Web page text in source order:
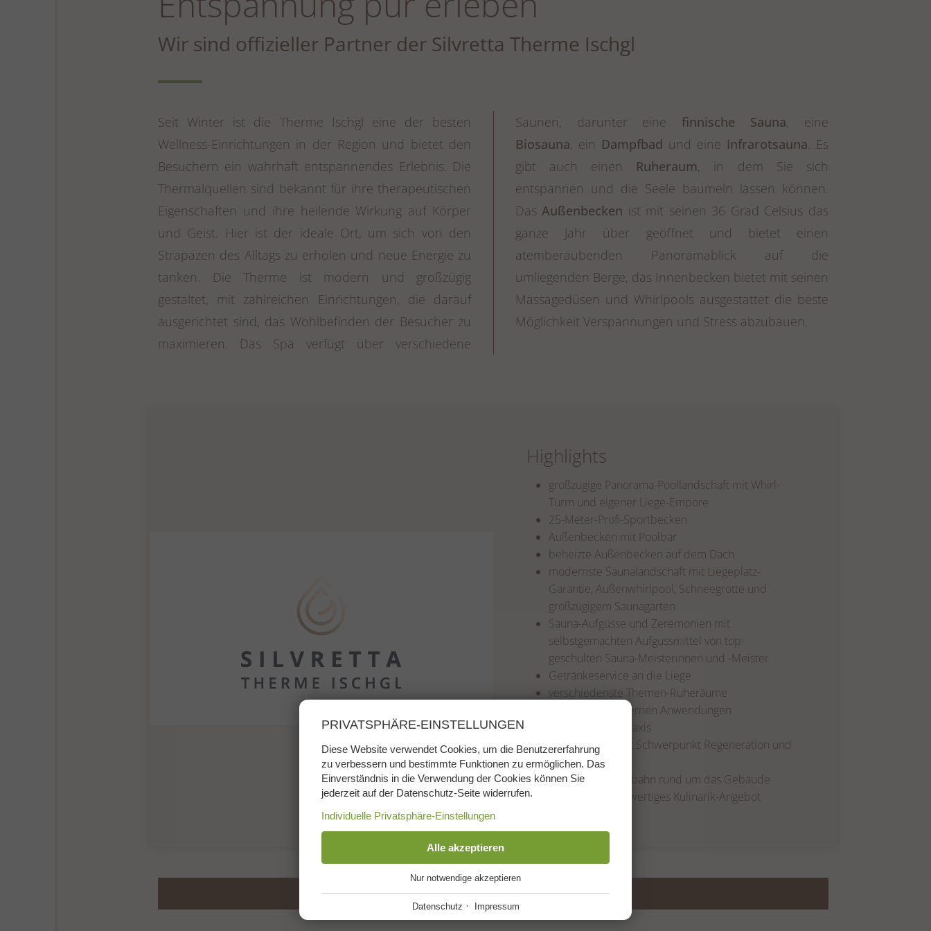
PRIVATSPHÄRE-EINSTELLUNGEN
Diese Website verwendet Cookies, um die Benutzererfahrung
zu verbessern und bestimmte Funktionen zu ermöglichen. Das
Einverständnis in die Verwendung der Cookies können Sie
jederzeit auf der Datenschutz-Seite widerrufen.
Individuelle Privatsphäre-Einstellungen
ESSENZIELL
Diese Cookies werden für einen reibungslosen
Betrieb unserer Website benötigt.
Website Cookie Consent +
FUNKTIONALE ANBIETER
Alle akzeptieren
Nur notwendige akzeptieren
Datenschutz · Impressum
Wir sind offizieller Partner der Silvretta Therme Ischgl
Seit Winter ist die Therme Ischgl eine der besten
Wellness-Einrichtungen in der Region und bietet den
Besuchern ein wahrhaft entspannendes Erlebnis. Die
Thermalquellen sind bekannt für ihre therapeutischen
Eigenschaften und ihre heilende Wirkung auf Körper
und Geist. Hier ist der ideale Ort, um sich von den
Strapazen des Alltags zu erholen und neue Energie zu
tanken. Die Therme ist modern und großzügig
gestaltet, mit zahlreichen Einrichtungen, die darauf
ausgerichtet sind, das Wohlbefinden der Besucher zu
maximieren. Das Spa verfügt über verschiedene
Saunen, darunter eine finnische Sauna, eine
Biosauna, ein Dampfbad und eine Infrarotsauna. Es
gibt auch einen Ruheraum, in dem Sie sich
entspannen und die Seele baumeln lassen können.
Das Außenbecken ist mit seinen 36 Grad Celsius das
ganze Jahr über geöffnet und bietet einen
atemberaubenden Panoramablick auf die
umliegenden Berge, das Innenbecken bietet mit seinen
Massagedüsen und Whirlpools ausgestattet die beste
Möglichkeit Verspannungen und Stress abzubauen.
Highlights
großzügige Panorama-Poollandschaft mit Whirl-
Turm und eigener Liege-Empore
25-Meter-Profi-Sportbecken
Außenbecken mit Poolbar
beheizte Außenbecken auf dem Dach
modernste Saunalandschaft mit Liegeplatz-
Garantie, Außenwhirlpool, Schneegrotte und
großzügigem Saunagarten
Sauna-Aufgüsse und Zeremonien mit
selbstgemachten Aufgussmittel von top-
geschulten Sauna-Meisterinnen und -Meister
Getränkeservice an die Liege
verschiedenste Themen-Ruheräume
Spa mit topmodernen Anwendungen
Physiotherapiepraxis
Fitnesscenter mit Schwerpunkt Regeneration und
Rehabilitation
im Winter Eislaufbahn rund um das Gebäude
vielfältiges, hochwertiges Kulinarik-Angebot
Silvretta Therme Ischgl